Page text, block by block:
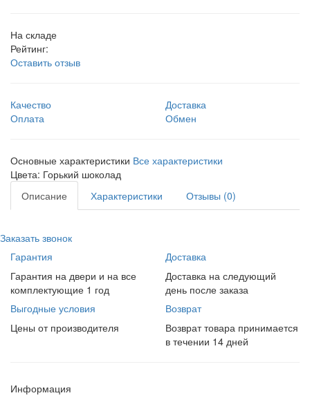
На складе
Рейтинг:
Оставить отзыв
Качество
Доставка
Оплата
Обмен
Основные характеристики Все характеристики
Цвета: Горький шоколад
Описание
Характеристики Отзывы (0)
Заказать звонок
Гарантия
Гарантия на двери и на все
комплектующие 1 год
Доставка
Доставка на следующий
день после заказа
Выгодные условия
Цены от производителя
Возврат
Возврат товара принимается
в течении 14 дней
Информация